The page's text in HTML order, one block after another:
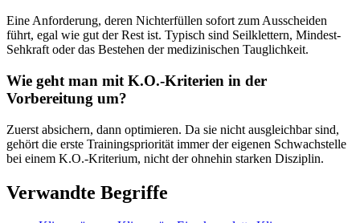
Eine Anforderung, deren Nichterfüllen sofort zum Ausscheiden
führt, egal wie gut der Rest ist. Typisch sind Seilklettern, Mindest-
Sehkraft oder das Bestehen der medizinischen Tauglichkeit.
Wie geht man mit K.O.-Kriterien in der
Vorbereitung um?
Zuerst absichern, dann optimieren. Da sie nicht ausgleichbar sind,
gehört die erste Trainingspriorität immer der eigenen Schwachstelle
bei einem K.O.-Kriterium, nicht der ohnehin starken Disziplin.
Verwandte Begriffe